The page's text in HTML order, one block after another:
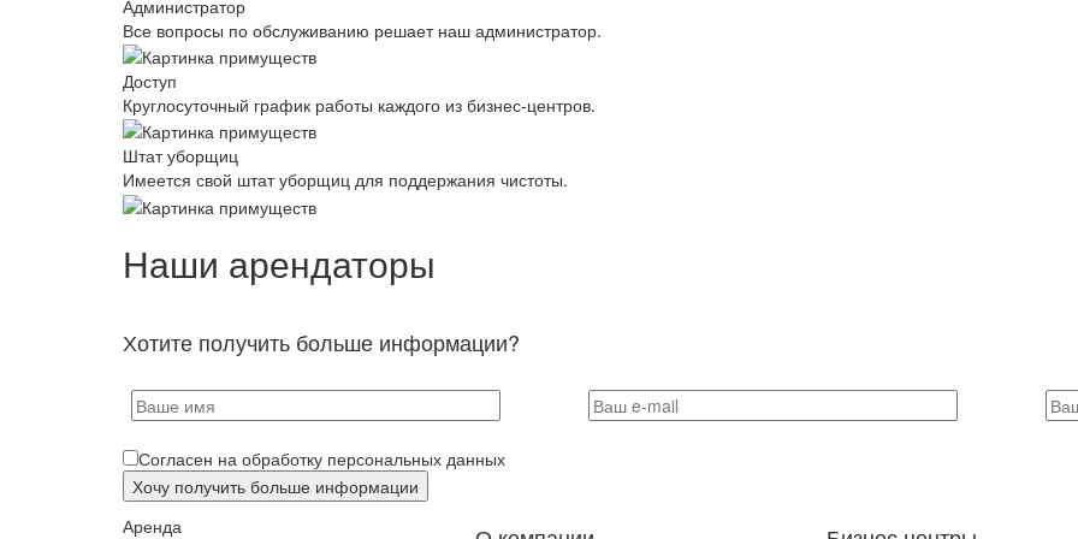
Администратор
Все вопросы по обслуживанию решает наш администратор.
Доступ
Круглосуточный график работы каждого из бизнес-центров.
Штат уборщиц
Имеется свой штат уборщиц для поддержания чистоты.
Наши арендаторы
Хотите получить больше информации?
Согласен на обработку персональных данных
Аренда